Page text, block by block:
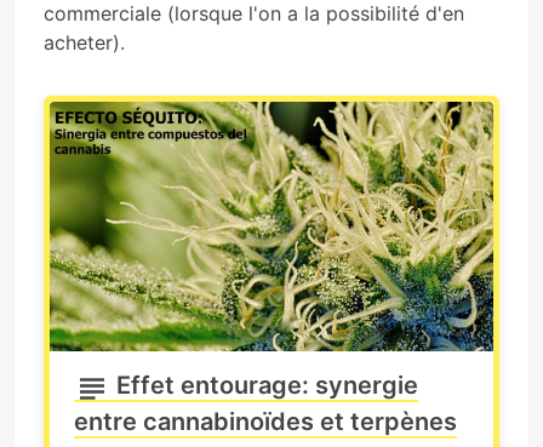
commerciale (lorsque l'on a la possibilité d'en
acheter).
Effet entourage: synergie
entre cannabinoïdes et terpènes